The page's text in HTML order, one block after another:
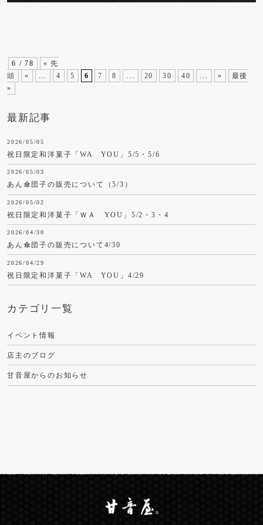
6 / 78
« 先
頭
« ... 4 5 6 7 8 ... 20 30 40 ... »
最後
»
最新記事
2026/05/05
祝日限定和洋菓子「WA YOU」5/5・5/6
2026/05/03
あん傘団子の販売について（5/3）
2026/05/02
祝日限定和洋菓子「ＷＡ YOU」5/2・3・4
2026/04/30
あん傘団子の販売について4/30
2026/04/29
祝日限定和洋菓子「WA YOU」4/29
カテゴリ一覧
イベント情報
店主のブログ
甘音屋からのお知らせ